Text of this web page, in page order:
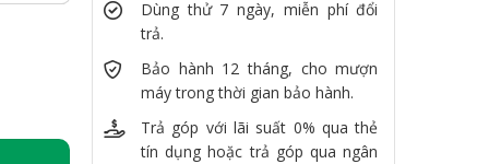
13.4" FullHD số lượng
Dùng thử 7 ngày, miễn phí đổi
trả.
Bảo hành 12 tháng, cho mượn
máy trong thời gian bảo hành.
Trả góp với lãi suất 0% qua thẻ
tín dụng hoặc trả góp qua ngân